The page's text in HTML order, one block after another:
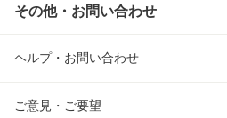
その他・お問い合わせ
ヘルプ・お問い合わせ
ご意見・ご要望